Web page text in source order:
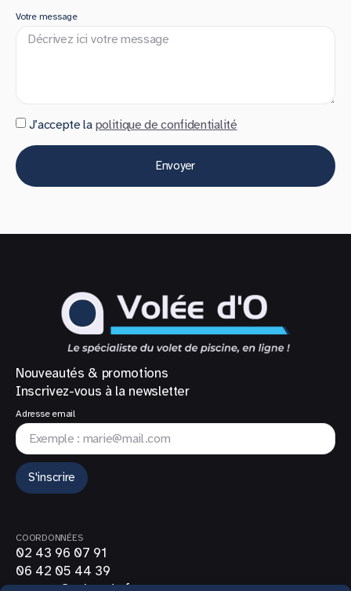
Votre message
J’accepte la politique de confidentialité
Envoyer
Nouveautés & promotions
Inscrivez-vous à la newsletter
Adresse email
S'inscrire
COORDONNÉES
02 43 96 07 91
06 42 05 44 39